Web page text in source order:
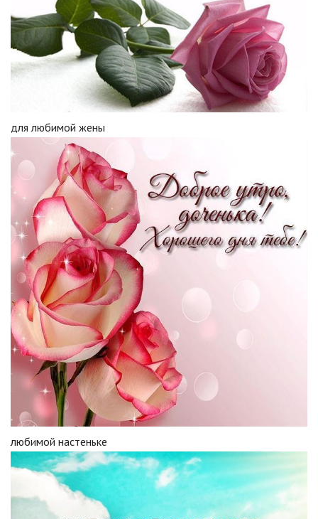
для любимой жены
любимой настеньке